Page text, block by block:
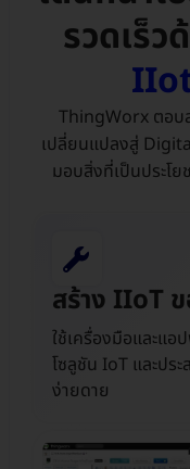
รวดเร็ว
ThingWorx ตอบ
เปลี่ยนแปลงสู่
มอบสิ่งที่เป็นประโ
สร้าง IIoT
ใช้เครื่องมือและแ
โซลูชัน IoT และปร
ง่ายดาย